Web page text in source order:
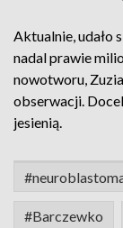
Aktualnie, udało
nadal prawie
nowotworu,
obserwacji.
jesienią.
#Barczewko